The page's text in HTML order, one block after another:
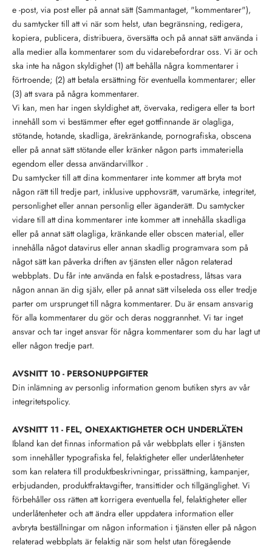
e -post, via post eller på annat sätt (Sammantaget, "kommentarer"),
du samtycker till att vi när som helst, utan begränsning, redigera,
kopiera, publicera, distribuera, översätta och på annat sätt använda i
alla medier alla kommentarer som du vidarebefordrar oss. Vi är och
ska inte ha någon skyldighet (1) att behålla några kommentarer i
förtroende; (2) att betala ersättning för eventuella kommentarer; eller
(3) att svara på några kommentarer.
Vi kan, men har ingen skyldighet att, övervaka, redigera eller ta bort
innehåll som vi bestämmer efter eget gottfinnande är olagliga,
stötande, hotande, skadliga, ärekränkande, pornografiska, obscena
eller på annat sätt stötande eller kränker någon parts immateriella
egendom eller dessa användarvillkor .
Du samtycker till att dina kommentarer inte kommer att bryta mot
någon rätt till tredje part, inklusive upphovsrätt, varumärke, integritet,
personlighet eller annan personlig eller äganderätt. Du samtycker
vidare till att dina kommentarer inte kommer att innehålla skadliga
eller på annat sätt olagliga, kränkande eller obscen material, eller
innehålla något datavirus eller annan skadlig programvara som på
något sätt kan påverka driften av tjänsten eller någon relaterad
webbplats. Du får inte använda en falsk e-postadress, låtsas vara
någon annan än dig själv, eller på annat sätt vilseleda oss eller tredje
parter om ursprunget till några kommentarer. Du är ensam ansvarig
för alla kommentarer du gör och deras noggrannhet. Vi tar inget
ansvar och tar inget ansvar för några kommentarer som du har lagt ut
eller någon tredje part.
AVSNITT 10 - PERSONUPPGIFTER
Din inlämning av personlig information genom butiken styrs av vår
integritetspolicy.
AVSNITT 11 - FEL, ONEXAKTIGHETER OCH UNDERLÄTEN
Ibland kan det finnas information på vår webbplats eller i tjänsten
som innehåller typografiska fel, felaktigheter eller underlåtenheter
som kan relatera till produktbeskrivningar, prissättning, kampanjer,
erbjudanden, produktfraktavgifter, transittider och tillgänglighet. Vi
förbehåller oss rätten att korrigera eventuella fel, felaktigheter eller
underlåtenheter och att ändra eller uppdatera information eller
avbryta beställningar om någon information i tjänsten eller på någon
relaterad webbplats är felaktig när som helst utan föregående